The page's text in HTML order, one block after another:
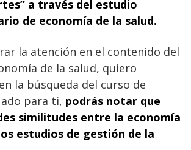
a través del estudio
de economía de la salud.
la atención en el contenido del
de la salud, quiero
la búsqueda del curso de
para ti, podrás notar que
similitudes entre la economía
estudios de gestión de la